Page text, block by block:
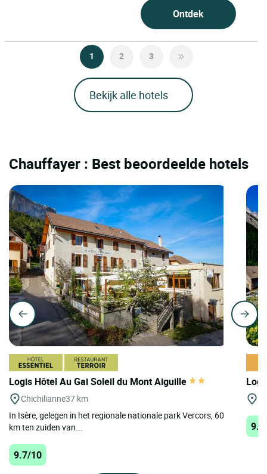
Ontdek
1 2 3
Bekijk alle hotels
Chauffayer : Best beoordeelde hotels
Logis Hôtel Au Gai Soleil du Mont Aiguille
Chichilianne37 km
In Isère, gelegen in het regionale nationale park Vercors, 60
km ten zuiden van...
9.7/10